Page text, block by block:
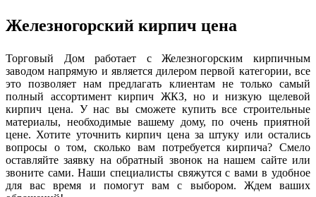
Железногорский кирпич цена
Торговый Дом работает с Железногорским кирпичным
заводом напрямую и является дилером первой категории, все
это позволяет нам предлагать клиентам не только самый
полный ассортимент кирпич ЖКЗ, но и низкую щелевой
кирпич цена. У нас вы сможете купить все строительные
материалы, необходимые вашему дому, по очень приятной
цене. Хотите уточнить кирпич цена за штуку или остались
вопросы о том, сколько вам потребуется кирпича? Смело
оставляйте заявку на обратный звонок на нашем сайте или
звоните сами. Наши специалисты свяжутся с вами в удобное
для вас время и помогут вам с выбором. Ждем ваших